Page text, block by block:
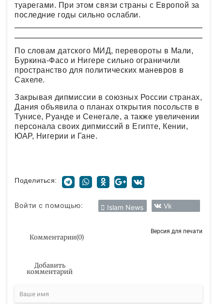
туарегами. При этом связи страны с Европой за
последние годы сильно ослабли.
По словам датского МИД, перевороты в Мали,
Буркина-Фасо и Нигере сильно ограничили
пространство для политических маневров в
Сахеле.
Закрывая дипмиссии в союзных России странах,
Дания объявила о планах открытия посольств в
Тунисе, Руанде и Сенегале, а также увеличении
персонала своих дипмиссий в Египте, Кении,
ЮАР, Нигерии и Гане.
Поделиться:
Войти с помощью: Islam News Vk
Комментарии(0)
Версия для печати
Добавить
комментарий